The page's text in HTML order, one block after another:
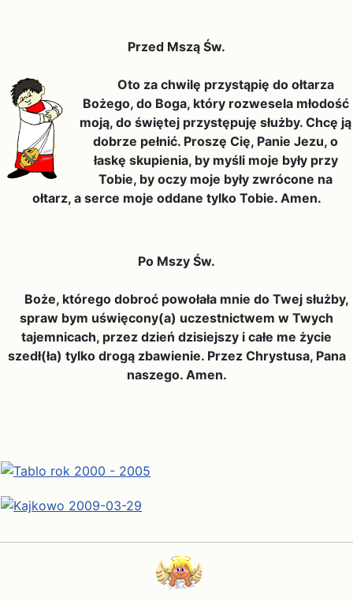
Przed Mszą Św.
Oto za chwilę przystąpię do ołtarza
Bożego, do Boga, który rozwesela młodość
moją, do świętej przystępuję służby. Chcę ją
dobrze pełnić. Proszę Cię, Panie Jezu, o
łaskę skupienia, by myśli moje były przy
Tobie, by oczy moje były zwrócone na
ołtarz, a serce moje oddane tylko Tobie. Amen.
Po Mszy Św.
Boże, którego dobroć powołała mnie do Twej służby,
spraw bym uświęcony(a) uczestnictwem w Twych
tajemnicach, przez dzień dzisiejszy i całe me życie
szedł(ła) tylko drogą zbawienie. Przez Chrystusa, Pana
naszego. Amen.